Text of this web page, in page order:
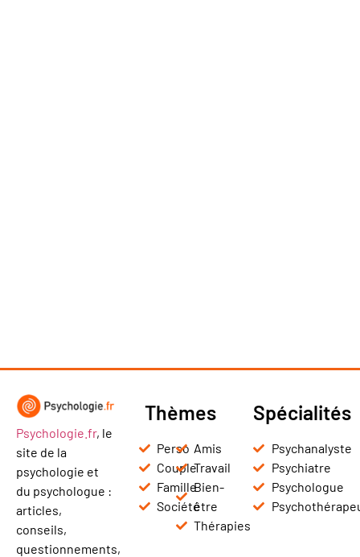
Psychologie.fr, le
site de la
psychologie et
du psychologue :
articles,
conseils,
questionnements,
Thèmes
Perso
Couple
Famille
Société
Amis
Travail
Bien-
être
Thérapies
Spécialités
Psychanalyste
Psychiatre
Psychologue